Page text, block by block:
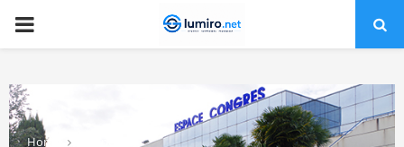
PRIMARY
Home